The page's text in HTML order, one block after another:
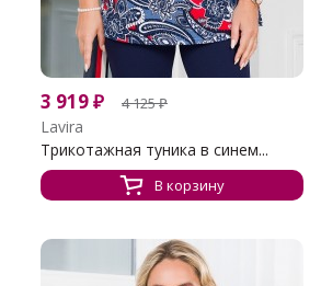
3 919₽ 4 125₽
Lavira
Трикотажная туника в синем...
В корзину